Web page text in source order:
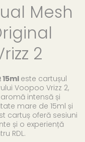
Mesh
2
este cartușul
Voopoo Vrizz 2,
intensă și
mare de 15ml și
cartuș oferă sesiuni
și o experiență
RDL.